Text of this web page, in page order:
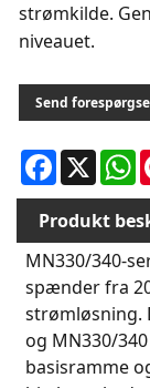
strømkilde.
niveauet.
Send
Facebook
X
Produkt
MN330/340-
spænder fra
strømløsning.
og MN330/
basisramme